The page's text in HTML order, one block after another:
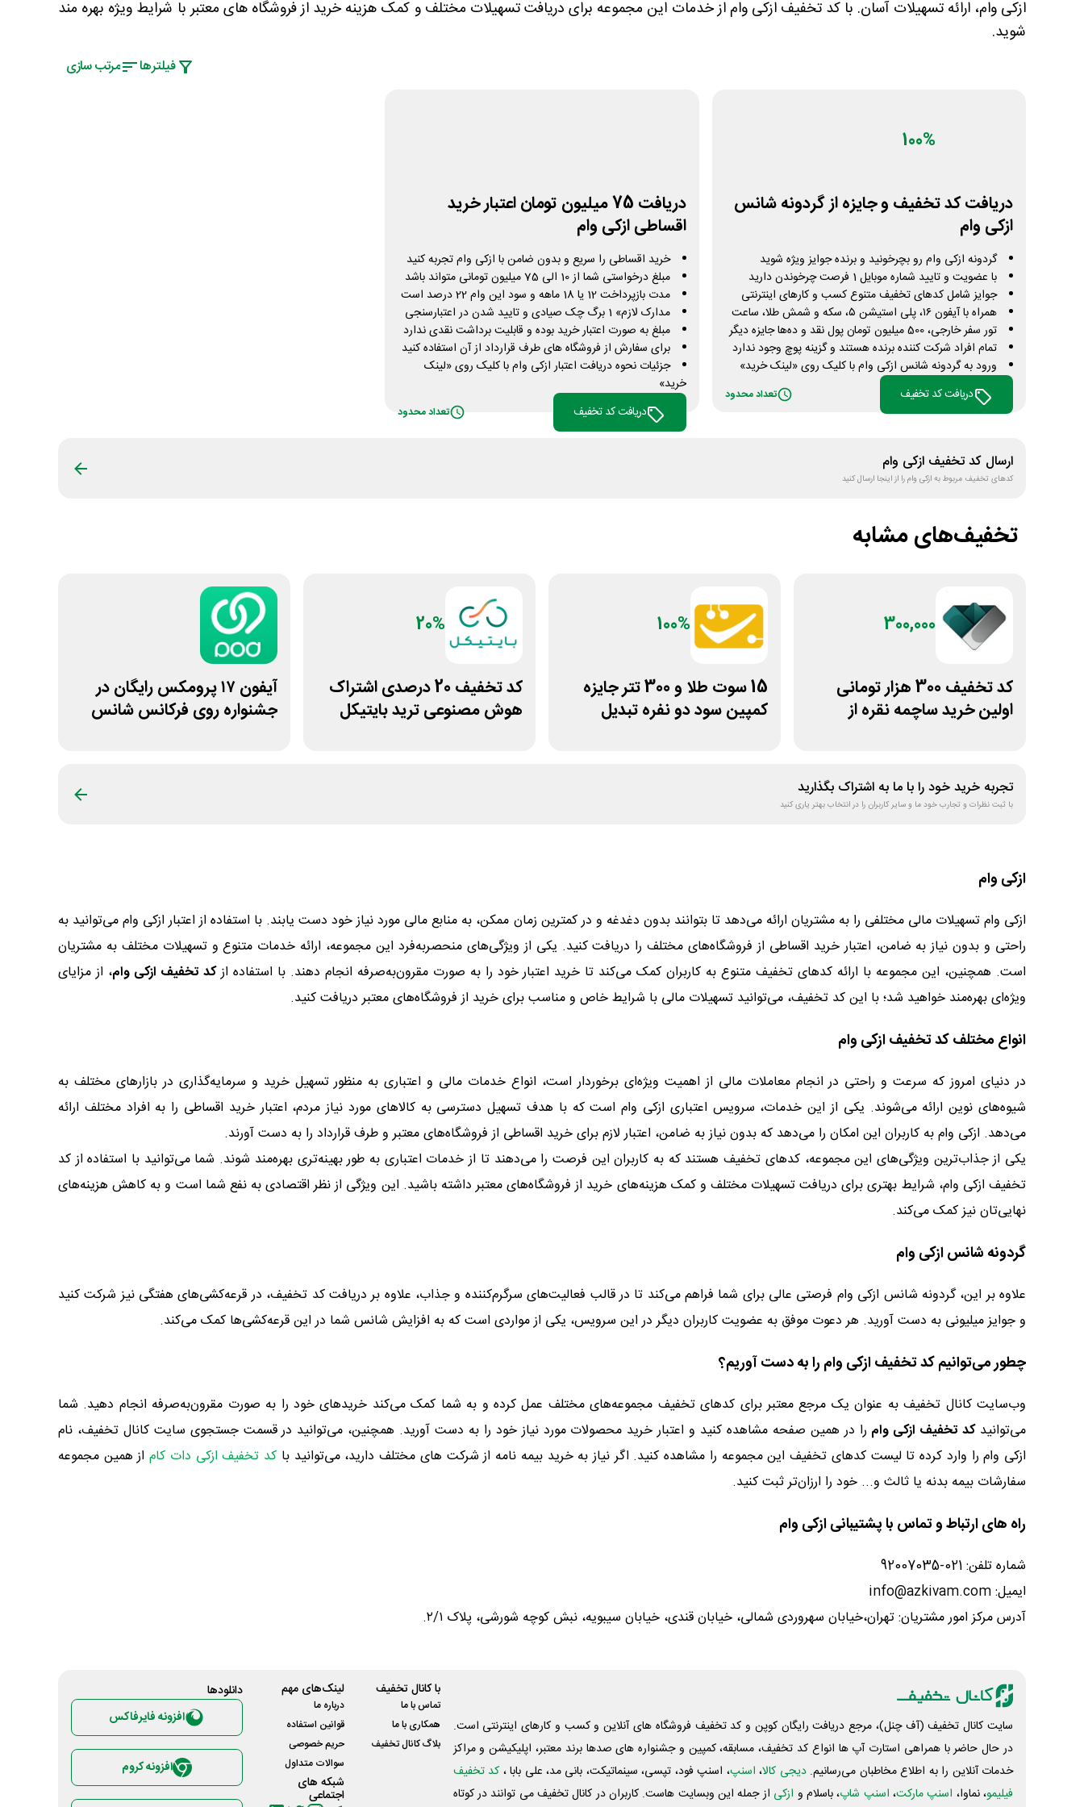
ازکی وام، ارائه تسهیلات آسان. با کد تخفیف ازکی وام از خدمات این مجموعه برای دریافت تسهیلات مختلف و کمک هزینه خرید از فروشگاه های معتبر با شرایط ویژه بهره مند
شوید.
فیلتر‌ها مرتب سازی
100%
دریافت کد تخفیف و جایزه از گردونه شانس
ازکی وام
گردونه ازکی وام رو بچرخونید و برنده جوایز ویژه شوید
با عضویت و تایید شماره موبایل 1 فرصت چرخوندن دارید
جوایز شامل کدهای تخفیف متنوع کسب و کارهای اینترنتی
همراه با آیفون ۱۶، پلی استیشن ۵، سکه و شمش طلا، ساعت
تور سفر خارجی، 500 میلیون تومان پول نقد و ده‌ها جایزه دیگر
تمام افراد شرکت کننده برنده هستند و گزینه پوچ وجود ندارد
ورود به گردونه شانس ازکی وام با کلیک روی «لینک خرید»
دریافت کد تخفیف
تعداد محدود
دریافت 75 میلیون تومان اعتبار خرید
اقساطی ازکی وام
خرید اقساطی را سریع و بدون ضامن با ازکی وام تجربه کنید
مبلغ درخواستی شما از 10 الی 75 میلیون تومانی متواند باشد
مدت بازپرداخت 12 یا 18 ماهه و سود این وام 22 درصد است
مدارک لازم» 1 برگ چک صیادی و تایید شدن در اعتبارسنجی
مبلغ به صورت اعتبار خرید بوده و قابلیت برداشت نقدی ندارد
برای سفارش از فروشگاه های طرف قرارداد از آن استفاده کنید
جزئیات نحوه دریافت اعتبار ازکی وام با کلیک روی «لینک
خرید»
دریافت کد تخفیف
تعداد محدود
ارسال کد تخفیف ازکی وام
کدهای تخفیف مربوط بهازکی وامرا از اینجا ارسال کنید
تخفیف‌های مشابه
300,000
کد تخفیف 300 هزار تومانی
اولین خرید ساچمه نقره از
100%
15 سوت طلا و 300 تتر جایزه
کمپین سود دو نفره تبدیل
20%
کد تخفیف 20 درصدی اشتراک
هوش مصنوعی ترید بایتیکل
آیفون ۱۷ پرومکس رایگان در
جشنواره روی فرکانس شانس
تجربه خرید خود را با ما به اشتراک بگذارید
با ثبت نظرات و تجارب خود ما و سایر کاربران را در انتخاب بهتر یاری کنید
ازکی وام
ازکی وام تسهیلات مالی مختلفی را به مشتریان ارائه می‌دهد تا بتوانند بدون دغدغه و در کمترین زمان ممکن، به منابع مالی مورد نیاز خود دست یابند. با استفاده از اعتبار ازکی وام می‌توانید به
راحتی و بدون نیاز به ضامن، اعتبار خرید اقساطی از فروشگاه‌های مختلف را دریافت کنید. یکی از ویژگی‌های منحصربه‌فرد این مجموعه، ارائه خدمات متنوع و تسهیلات مختلف به مشتریان
است. همچنین، این مجموعه با ارائه کدهای تخفیف متنوع به کاربران کمک می‌کند تا خرید اعتبار خود را به صورت مقرون‌به‌صرفه انجام دهند. با استفاده ازکد تخفیف ازکی وام، از مزایای
ویژه‌ای بهره‌مند خواهید شد؛ با این کد تخفیف، می‌توانید تسهیلات مالی با شرایط خاص و مناسب برای خرید از فروشگاه‌های معتبر دریافت کنید.
انواع مختلف کد تخفیف ازکی وام
در دنیای امروز که سرعت و راحتی در انجام معاملات مالی از اهمیت ویژه‌ای برخوردار است، انواع خدمات مالی و اعتباری به منظور تسهیل خرید و سرمایه‌گذاری در بازارهای مختلف به
شیوه‌های نوین ارائه می‌شوند. یکی از این خدمات، سرویس اعتباری ازکی وام است که با هدف تسهیل دسترسی به کالاهای مورد نیاز مردم، اعتبار خرید اقساطی را به افراد مختلف ارائه
می‌دهد. ازکی وام به کاربران این امکان را می‌دهد که بدون نیاز به ضامن، اعتبار لازم برای خرید اقساطی از فروشگاه‌های معتبر و طرف قرارداد را به ‌دست آورند.
یکی از جذاب‌ترین ویژگی‌های این مجموعه، کدهای تخفیف هستند که به کاربران این فرصت را می‌دهند تا از خدمات اعتباری به ‌طور بهینه‌تری بهره‌مند شوند. شما می‌توانید با استفاده از کد
تخفیف ازکی وام، شرایط بهتری برای دریافت تسهیلات مختلف و کمک هزینه‌های خرید از فروشگاه‌های معتبر داشته باشید. این ویژگی از نظر اقتصادی به نفع شما است و به کاهش هزینه‌های
نهایی‌تان نیز کمک می‌کند.
گردونه شانس ازکی وام
علاوه بر این، گردونه شانس ازکی وام فرصتی عالی برای شما فراهم می‌کند تا در قالب فعالیت‌های سرگرم‌کننده و جذاب، علاوه بر دریافت کد تخفیف، در قرعه‌کشی‌های هفتگی نیز شرکت کنید
و جوایز میلیونی به ‌دست آورید. هر دعوت موفق به عضویت کاربران دیگر در این سرویس، یکی از مواردی است که به افزایش شانس شما در این قرعه‌کشی‌ها کمک می‌کند.
چطور می‌توانیم کد تخفیف ازکی وام را به دست آوریم؟
وب‌سایت کانال تخفیف به عنوان یک مرجع معتبر برای کدهای تخفیف مجموعه‌های مختلف عمل کرده و به شما کمک می‌کند خریدهای خود را به صورت مقرون‌به‌صرفه انجام دهید. شما
می‌توانیدکد تخفیف ازکی وام را در همین صفحه مشاهده کنید و اعتبار خرید محصولات مورد نیاز خود را به دست آورید. همچنین، می‌توانید در قسمت جستجوی سایت کانال تخفیف، نام
ازکی وام را وارد کرده تا لیست کدهای تخفیف این مجموعه را مشاهده کنید. اگر نیاز به خرید بیمه نامه از شرکت های مختلف دارید، می‌توانید با کد تخفیف ازکی دات کاماز همین مجموعه
سفارشات بیمه بدنه یا ثالث و... خود را ارزان‌تر ثبت کنید.
راه های ارتباط و تماس با پشتیبانی ازکی وام
شماره تلفن: 021-92007035
ایمیل: info@azkivam.com
آدرس مرکز امور مشتریان: تهران،خیابان سهروردی شمالی، خیابان قندی، خیابان سیبویه، نبش کوچه شورشی، پلاک ۲/۱.
سایت کانال تخفیف (آف چنل)، مرجع دریافت رایگان کوپن و کد تخفیف فروشگاه های آنلاین و کسب و‌ کارهای اینترنتی است.
در حال حاضر با همراهی استارت آپ ها انواع کد تخفیف، مسابقه، کمپین و جشنواره های صدها برند معتبر، اپلیکیشن و مراکز
خدمات آنلاین را به اطلاع مخاطبان می‌رسانیم. دیجی کالا، اسنپ، اسنپ فود، تپسی، سینماتیکت، بانی مد، علی‌ بابا ، کد تخفیف
فیلیمو، نماوا، اسنپ مارکت، اسنپ شاپ، باسلام و ازکی از جمله این وبسایت ‌هاست. کاربران در کانال تخفیف می توانند در کوتاه
با کانال تخفیف
تماس با ما
همکاری با ما
بلاگ کانال تخفیف
لینک‌های مهم
درباره ما
قوانین استفاده
حریم خصوصی
سوالات متداول
شبکه های
اجتماعی
دانلود‌ها
افزونه فایرفاکس
افزونه کروم